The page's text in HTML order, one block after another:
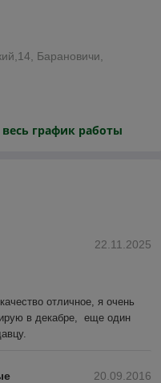
Барановичи,
весь график работы
22.11.2025
отличное, я очень
в декабре,  еще один
20.09.2016